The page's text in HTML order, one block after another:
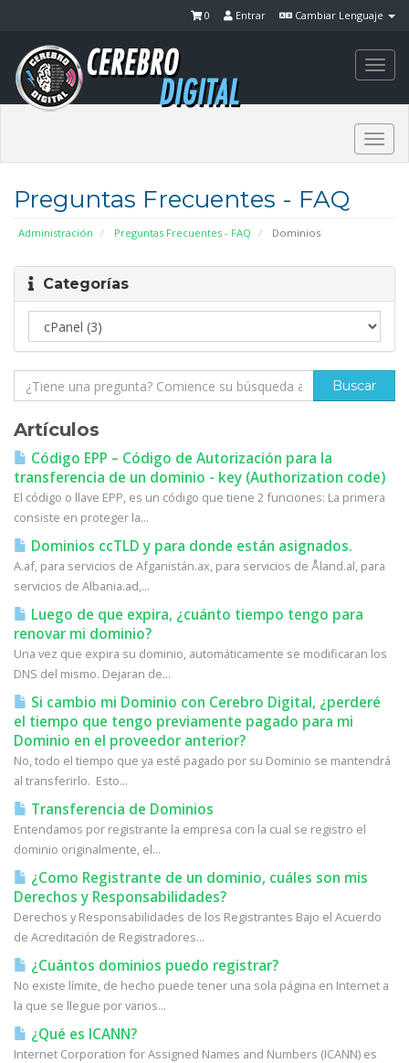
Cambiar Lenguaje
Entrar
0
Preguntas Frecuentes - FAQ
Administración Preguntas Frecuentes - FAQ Dominios
Categorías
Artículos
Código EPP – Código de Autorización para la
transferencia de un dominio - key (Authorization code)
El código o llave EPP, es un código que tiene 2 funciones: La primera
consiste en proteger la...
Dominios ccTLD y para donde están asignados.
A.af, para servicios de Afganistán.ax, para servicios de Åland.al, para
servicios de Albania.ad,...
Luego de que expira, ¿cuánto tiempo tengo para
renovar mi dominio?
Una vez que expira su dominio, automáticamente se modificaran los
DNS del mismo. Dejaran de...
Si cambio mi Dominio con Cerebro Digital, ¿perderé
el tiempo que tengo previamente pagado para mi
Dominio en el proveedor anterior?
No, todo el tiempo que ya esté pagado por su Dominio se mantendrá
al transferirlo. Esto...
Transferencia de Dominios
Entendamos por registrante la empresa con la cual se registro el
dominio originalmente, el...
¿Como Registrante de un dominio, cuáles son mis
Derechos y Responsabilidades?
Derechos y Responsabilidades de los Registrantes Bajo el Acuerdo
de Acreditación de Registradores...
¿Cuántos dominios puedo registrar?
No existe límite, de hecho puede tener una sola página en Internet a
la que se llegue por varios...
¿Qué es ICANN?
Internet Corporation for Assigned Names and Numbers (ICANN) es